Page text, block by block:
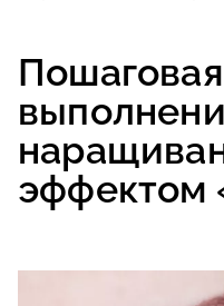
эффектом